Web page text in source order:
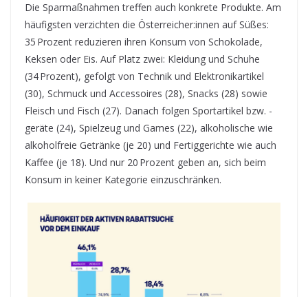
Die Sparmaßnahmen treffen auch konkrete Produkte. Am
häufigsten verzichten die Österreicher:innen auf Süßes:
35 Prozent reduzieren ihren Konsum von Schokolade,
Keksen oder Eis. Auf Platz zwei: Kleidung und Schuhe
(34 Prozent), gefolgt von Technik und Elektronikartikel
(30), Schmuck und Accessoires (28), Snacks (28) sowie
Fleisch und Fisch (27). Danach folgen Sportartikel bzw. -
geräte (24), Spielzeug und Games (22), alkoholische wie
alkoholfreie Getränke (je 20) und Fertiggerichte wie auch
Kaffee (je 18). Und nur 20 Prozent geben an, sich beim
Konsum in keiner Kategorie einzuschränken.